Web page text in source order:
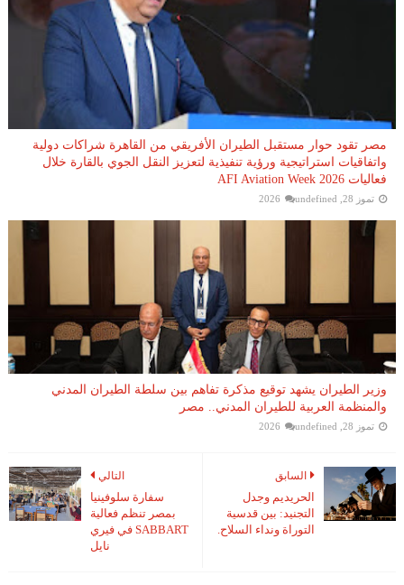
مصر تقود حوار مستقبل الطيران الأفريقي من القاهرة شراكات دولية
واتفاقيات استراتيجية ورؤية تنفيذية لتعزيز النقل الجوي بالقارة خلال
فعاليات AFI Aviation Week 2026
تموز 28, 2026 undefined
وزير الطيران يشهد توقيع مذكرة تفاهم بين سلطة الطيران المدني
والمنظمة العربية للطيران المدني.. مصر
تموز 28, 2026 undefined
التالي
سفارة سلوفينيا
بمصر تنظم فعالية
SABBART في فيري
نايل
السابق
الحريديم وجدل
التجنيد: بين قدسية
التوراة ونداء السلاح.